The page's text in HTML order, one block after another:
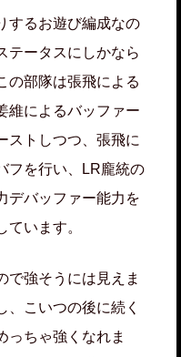
するお遊び編成なの
テータスにしかなら
の部隊は張飛による
維によるバッファー
ストしつつ、張飛に
フを行い、LR龐統の
デバッファー能力を
います。
強そうには見えま
、こいつの後に続く
っちゃ強くなれま